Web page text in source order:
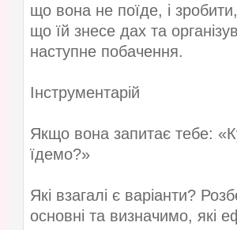
що вона не поїде, і
що їй знесе дах та
наступне побачення.
Інструментарій
Якщо вона запитає тебе:
їдемо?»
Які взагалі є варіанти?
основні та визначимо, які